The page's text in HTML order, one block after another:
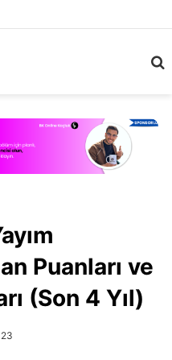
Puanları ve
(Son 4 Yıl)